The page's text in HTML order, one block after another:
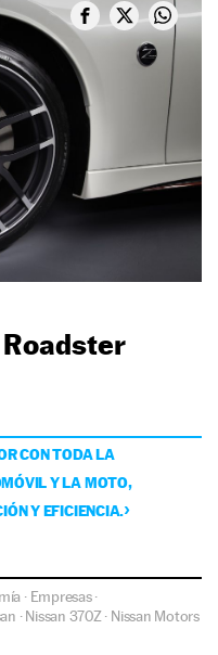
Roadster
CON TODA LA
Y LA MOTO,
Y EFICIENCIA.
· Empresas·
·Nissan 370Z· Nissan Motors